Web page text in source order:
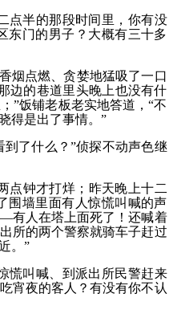
点半的那段时间里，你有没
东门的男子？大概有三十多
烟点燃、贪婪地猛吸了一口
边的巷道里头晚上也没有什
”饭铺老板老实地答道，“不
得是出了事情。”
了什么？”侦探不动声色继
点钟才打烊；昨天晚上十二
围墙里面有人惊慌叫喊的声
有人在塔上面死了！还喊着
所的两个警察就骑车子赶过
。”
慌叫喊、到派出所民警赶来
宵夜的客人？有没有你不认